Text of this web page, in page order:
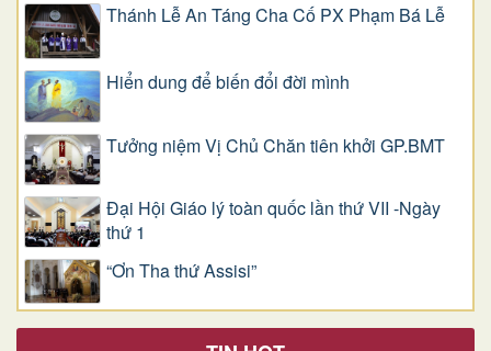
Thánh Lễ An Táng Cha Cố PX Phạm Bá Lễ
Hiển dung để biến đổi đời mình
Tưởng niệm Vị Chủ Chăn tiên khởi GP.BMT
Đại Hội Giáo lý toàn quốc lần thứ VII -Ngày
thứ 1
“Ơn Tha thứ Assisi”